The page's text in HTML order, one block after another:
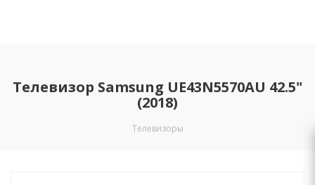
Телевизор Samsung UE43N5570AU 42.5"
(2018)
Телевизоры